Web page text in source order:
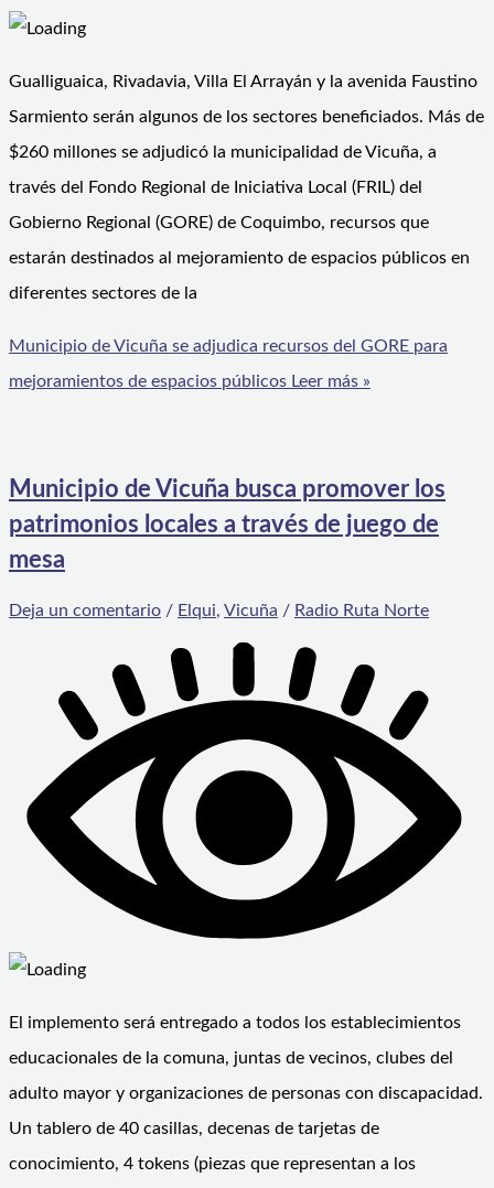
Gualliguaica, Rivadavia, Villa El Arrayán y la avenida Faustino
Sarmiento serán algunos de los sectores beneficiados. Más de
$260 millones se adjudicó la municipalidad de Vicuña, a
través del Fondo Regional de Iniciativa Local (FRIL) del
Gobierno Regional (GORE) de Coquimbo, recursos que
estarán destinados al mejoramiento de espacios públicos en
diferentes sectores de la
Municipio de Vicuña se adjudica recursos del GORE para
mejoramientos de espacios públicos Leer más »
Municipio de Vicuña busca promover los
patrimonios locales a través de juego de
mesa
Deja un comentario / Elqui, Vicuña / Radio Ruta Norte
El implemento será entregado a todos los establecimientos
educacionales de la comuna, juntas de vecinos, clubes del
adulto mayor y organizaciones de personas con discapacidad.
Un tablero de 40 casillas, decenas de tarjetas de
conocimiento, 4 tokens (piezas que representan a los